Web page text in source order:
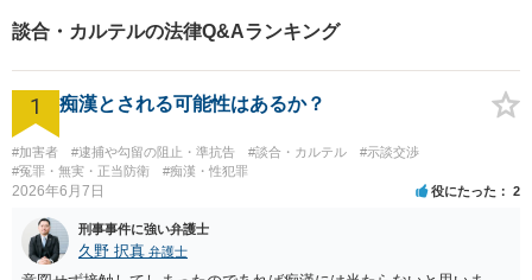
談合・カルテルの法律Q&Aランキング
1 痴漢とされる可能性はあるか？
#加害者 #逮捕や勾留の阻止・準抗告 #談合・カルテル
#示談交渉
#冤罪・無実・正当防衛
#痴漢・性犯罪
2026年6月7日 役にたった 2
刑事事件に強い弁護士
久野 択真 弁護士